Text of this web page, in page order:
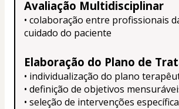
Avaliação Multidisciplinar
• colaboração entre profissionais
cuidado do paciente
Elaboração do Plano de
• individualização do plano
• definição de objetivos
• seleção de intervenções